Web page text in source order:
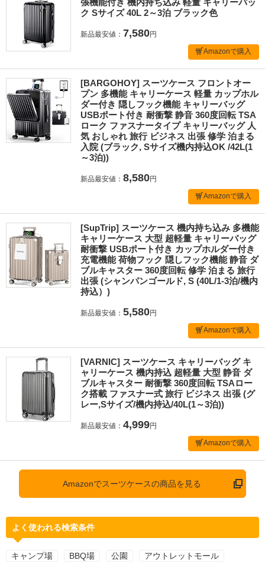
ク Sサイズ 40L 2～3泊 ブラック色
新品最安値： 7,580円
Amazonで購入
[BARGOHOY] スーツケース フロントオー
プン 多機能 キャリーケース 軽量 カップホル
ダー付き 隠しフック機能 キャリーバッグ
USBポート付き 耐衝撃 静音 360度回転 TSA
ローク ファスナータイプ キャリーバッグ 人
気 おしゃれ 旅行 ビジネス 出張 修学 泊まる
入院 (ブラック, Sサイズ機内持込OK /42L(1
～3泊))
新品最安値： 8,580円
Amazonで購入
[SupTrip] スーツケース 機内持ち込み 多機能
キャリーケース 大型 超軽量 キャリーバッグ
耐衝撃 USBポート付き カップホルダー付き
充電機能 荷物フック 隠しフック機能 静音 ダ
ブルキャスター 360度回転 修学 泊まる 旅行
出張 (シャンパンゴールド, S (40L/1-3泊/機内
持込）)
新品最安値： 5,580円
Amazonで購入
[VARNIC] スーツケース キャリーバッグ キ
ャリーケース 機内持込 超軽量 大型 静音 ダ
ブルキャスター 耐衝撃 360度回転 TSAロー
ク搭載 ファスナー式 旅行 ビジネス 出張 (グ
レー,Sサイズ/機内持込/40L(1～3泊))
新品最安値： 4,999円
Amazonで購入
Amazonでスーツケースの商品を見る
よく使われる検索条件
キャンプ場 BBQ場 公園 アウトレットモール